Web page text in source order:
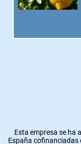
Esta empresa se ha
España cofinanciadas